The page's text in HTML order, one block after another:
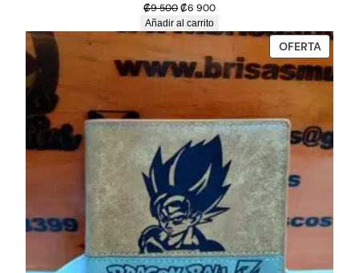
₡9 500El
precio
original
₡9
500.
₡6 900El
actual
₡6
900.
Añadir al carrito
OFERTA
EN